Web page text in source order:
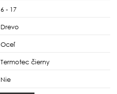
6 - 17
Drevo
Oceľ
Termotec čierny
Nie